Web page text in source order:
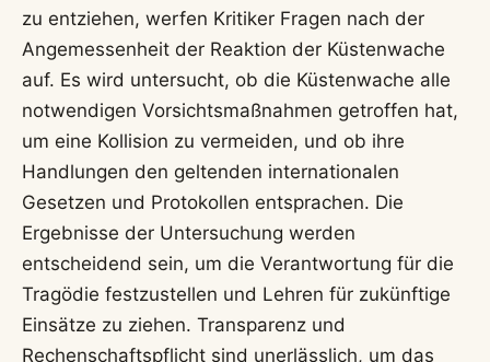
zu entziehen, werfen Kritiker Fragen nach der
Angemessenheit der Reaktion der Küstenwache
auf. Es wird untersucht, ob die Küstenwache alle
notwendigen Vorsichtsmaßnahmen getroffen hat,
um eine Kollision zu vermeiden, und ob ihre
Handlungen den geltenden internationalen
Gesetzen und Protokollen entsprachen. Die
Ergebnisse der Untersuchung werden
entscheidend sein, um die Verantwortung für die
Tragödie festzustellen und Lehren für zukünftige
Einsätze zu ziehen. Transparenz und
Rechenschaftspflicht sind unerlässlich, um das